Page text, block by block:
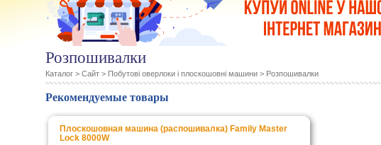
Розпошивалки
Каталог> Сайт> Побутові оверлоки і плоскошовні машини> Розпошивалки
Рекомендуемые товары
Плоскошовная машина (распошивалка) Family Master
Lock 8000W